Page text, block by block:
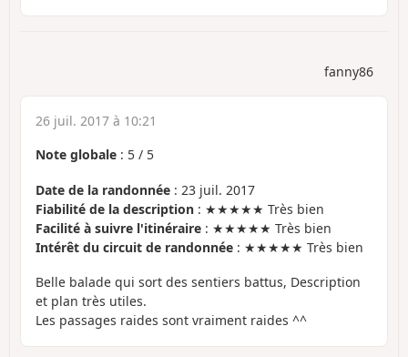
fanny86
26 juil. 2017 à 10:21
Note globale : 5 / 5
Date de la randonnée : 23 juil. 2017
Fiabilité de la description : ★★★★★ Très bien
Facilité à suivre l'itinéraire : ★★★★★ Très bien
Intérêt du circuit de randonnée : ★★★★★ Très bien
Belle balade qui sort des sentiers battus, Description
et plan très utiles.
Les passages raides sont vraiment raides ^^